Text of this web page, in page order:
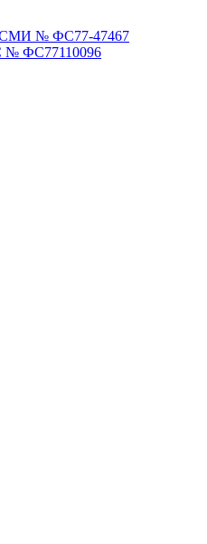
СМИ № ФС77-47467
№ ФС77110096